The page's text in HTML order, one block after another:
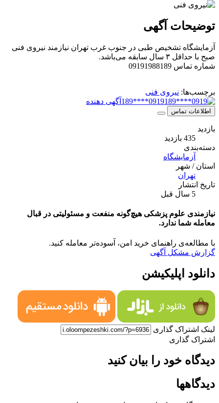
توضیحات آگهی
آزمایشگاه تشخیص طبی در جنوب غرب تهران نیازمند نیروی فنی
صبح با حداقل ۳ سال سابقه می‌باشد.
شماره تماس 09191988189
برچسب‌ها: نیروی فنی
0919****189
آگهی دهنده
اطلاعات تماس
بازدید
435 بازدید
دسته‌بندی
آزمایشگاه
استان / شهر
تهران
تاریخ انتشار
5 سال قبل
نیازمندی علوم پزشکی هیچ‌گونه منفعت و مسئولیتی در قبال
معامله شما ندارد.
با مطالعه‌ی راهنمای خرید امن، آسوده‌تر معامله کنید.
گزارش مشکل آگهی
دانلود اپلیکیشن
لینک اشتراک گذاری
اشتراک گذاری
دیدگاه خود را بیان کنید
دیدگاهها